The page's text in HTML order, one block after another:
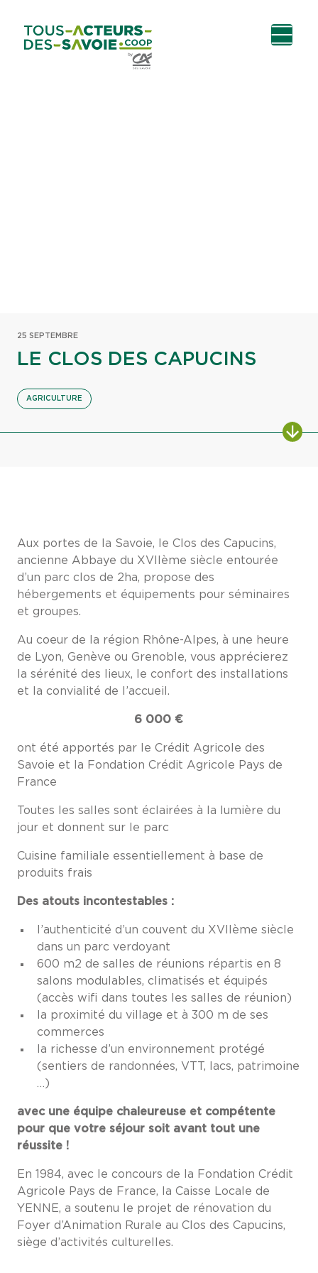
contenu
principal
25 SEPTEMBRE
LE CLOS DES CAPUCINS
AGRICULTURE
Aux portes de la Savoie, le Clos des Capucins,
ancienne Abbaye du XVIIème siècle entourée
d’un parc clos de 2ha, propose des
hébergements et équipements pour séminaires
et groupes.
Au coeur de la région Rhône-Alpes, à une heure
de Lyon, Genève ou Grenoble, vous apprécierez
la sérénité des lieux, le confort des installations
et la convialité de l’accueil.
6 000 €
ont été apportés par le Crédit Agricole des
Savoie et la Fondation Crédit Agricole Pays de
France
Toutes les salles sont éclairées à la lumière du
jour et donnent sur le parc
Cuisine familiale essentiellement à base de
produits frais
Des atouts incontestables :
l’authenticité d’un couvent du XVIIème siècle
dans un parc verdoyant
600 m2 de salles de réunions répartis en 8
salons modulables, climatisés et équipés
(accès wifi dans toutes les salles de réunion)
la proximité du village et à 300 m de ses
commerces
la richesse d’un environnement protégé
(sentiers de randonnées, VTT, lacs, patrimoine
…)
avec une équipe chaleureuse et compétente
pour que votre séjour soit avant tout une
réussite !
En 1984, avec le concours de la Fondation Crédit
Agricole Pays de France, la Caisse Locale de
YENNE, a soutenu le projet de rénovation du
Foyer d’Animation Rurale au Clos des Capucins,
siège d’activités culturelles.